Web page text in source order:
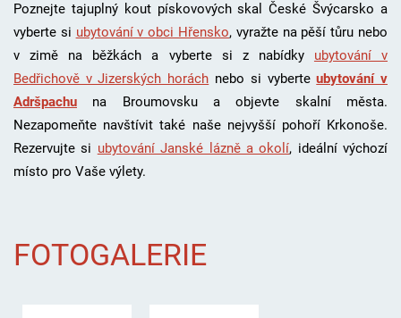
Poznejte tajuplný kout pískovových skal České Švýcarsko a
vyberte si ubytování v obci Hřensko, vyražte na pěší tůru nebo
v zimě na běžkách a vyberte si z nabídky ubytování v
Bedřichově v Jizerských horách nebo si vyberteubytování v
Adršpachu
na Broumovsku a objevte skalní města.
Nezapomeňte navštívit také naše nejvyšší pohoří Krkonoše.
Rezervujte si ubytování Janské lázně a okolí, ideální výchozí
místo pro Vaše výlety.
FOTOGALERIE